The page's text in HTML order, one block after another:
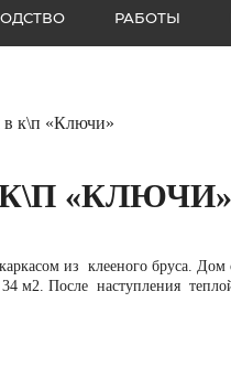
РАБОТЫ
в к\п «Ключи»
«КЛЮЧИ»
из клееного бруса. Дом
м2. После наступления